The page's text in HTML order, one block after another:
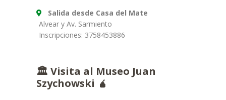
Salida desde Casa del Mate
Alvear y Av. Sarmiento
Inscripciones: 3758453886
🏛️ Visita al Museo Juan
Szychowski 🧉